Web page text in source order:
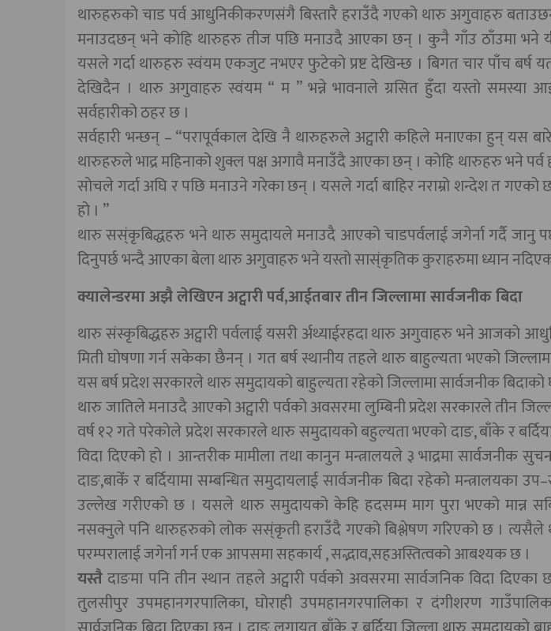
थारुहरुको चाड पर्व आधुनिकीकरणसंगै बिस्तारै हराउँदै गएको थारु अगुवाहरु
मनाउदछन् भने कोहि थारुहरु तीज पछि मनाउदै आएका छन् । कुनै गाँउ ठाँउमा भने यी
यसले गर्दा थारुहरु स्वंयम एकजुट नभएर फुटेको प्रष्ट देखिन्छ । बिगत चार पाँच बर्ष
देखिदैन । थारु अगुवाहरु स्वंयम “ म ” भन्ने भावनाले ग्रसित हुँदा यस्तो समस्या
सर्वहारीको ठहर छ ।
सर्वहारी भन्छन् – “परापूर्वकाल देखि नै थारुहरुले अट्वारी कहिले मनाएका हुन् यस
थारुहरुले भाद्र महिनाको शुक्ल पक्ष अगावै मनाउँदै आएका छन् । कोहि थारुहरु भने पर्व
सोचले गर्दा अघि र पछि मनाउने गरेका छन् । यसले गर्दा बाहिर नराम्रो शन्देश त
हो । ”
थारु सस्ंकृबिद्धहरु भने थारु समुदायले मनाउदै आएको चाडपर्वलाई जगेर्ना गर्दै जानु
दिनुपर्छ भन्दै आएका बेला थारु अगुवाहरु भने यस्तो सास्ंकृतिक कुराहरुमा ध्यान
क्यालेन्डरमा अझै लेखिएन अट्वारी पर्व,आईतबार तीन जिल्लामा सार्वजनीक बिदा
थारु संस्कृबिद्धहरु अट्वारी पर्वलाई यसरी र्अथ्याईरहदा थारु अगुवाहरु भने आजको
मिती घोषणा गर्न सकेका छैनन् । गत बर्ष स्थानीय तहले थारु बाहुल्यता भएको
यस बर्ष प्रदेश सरकारले थारु समुदायको बाहुल्यता रहेको जिल्लामा सार्वजनीक बिदाको
थारु जातिले मनाउदै आएको अट्वारी पर्वको अवसरमा लुम्बिनी प्रदेश सरकारले तीन
वर्ष १२ गते परेकोले प्रदेश सरकारले थारु समुदायको बहुल्यता भएको दाङ, बाँके र
विदा दिएको हो । आन्तरीक मामीला तथा कानुन मन्त्रालयले ३ भाद्रमा सार्वजनीक
दाङ,बाकेँ र बर्दियामा सम्बन्धित समुदायलाई सार्वजनीक बिदा रहेको मन्त्रालयका
उल्लेख गरीएको छ । यसले थारु समुदायको केहि हदसम्म माग पुरा भएको मान्न
नसक्नुले पनि थारुहरुको लोक सस्ंकृती हराउँदै गएको बिश्लेषण गरिएको छ ।
परम्परालाई जगेर्ना गर्न एक आपसमा सहकार्य , सद्भाव,सहअस्तित्वको आबश्यक छ ।
यस्तैदाङमा पनि तीन स्थान तहले अट्वारी पर्वको अवसरमा सार्वजनिक विदा दिएका
तुलसीपुर उपमहानगरपालिका, घोराही उपमहानगरपालिका र दंगीशरण